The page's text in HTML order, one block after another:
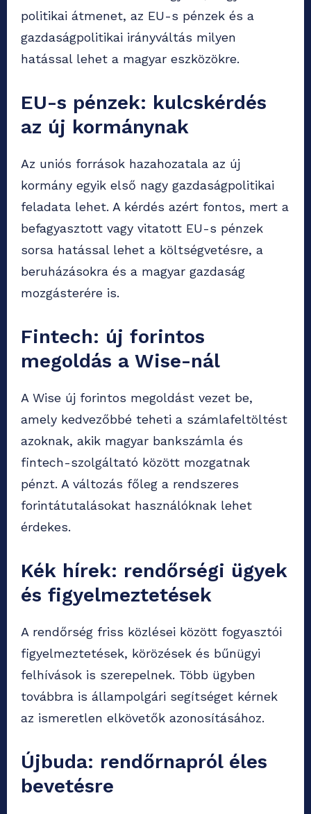
politikai átmenet, az EU-s pénzek és a
gazdaságpolitikai irányváltás milyen
hatással lehet a magyar eszközökre.
EU-s pénzek: kulcskérdés
az új kormánynak
Az uniós források hazahozatala az új
kormány egyik első nagy gazdaságpolitikai
feladata lehet. A kérdés azért fontos, mert a
befagyasztott vagy vitatott EU-s pénzek
sorsa hatással lehet a költségvetésre, a
beruházásokra és a magyar gazdaság
mozgásterére is.
Fintech: új forintos
megoldás a Wise-nál
A Wise új forintos megoldást vezet be,
amely kedvezőbbé teheti a számlafeltöltést
azoknak, akik magyar bankszámla és
fintech-szolgáltató között mozgatnak
pénzt. A változás főleg a rendszeres
forintátutalásokat használóknak lehet
érdekes.
Kék hírek: rendőrségi ügyek
és figyelmeztetések
A rendőrség friss közlései között fogyasztói
figyelmeztetések, körözések és bűnügyi
felhívások is szerepelnek. Több ügyben
továbbra is állampolgári segítséget kérnek
az ismeretlen elkövetők azonosításához.
Újbuda: rendőrnapról éles
bevetésre